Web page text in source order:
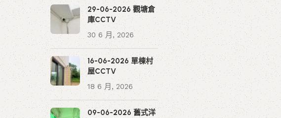
29-06-2026 觀塘倉
庫CCTV
30 6 月, 2026
16-06-2026 單棟村
屋CCTV
18 6 月, 2026
09-06-2026 舊式洋